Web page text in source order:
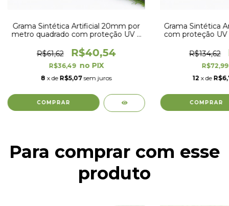
Grama Sintética Artificial 20mm por
metro quadrado com proteção UV e
R$61,62
R$40,54
R$36,49
8 x de R$5,07 sem juros
Grama Sintética
com proteção
R$134,62
12 x de
Para comprar com esse
produto